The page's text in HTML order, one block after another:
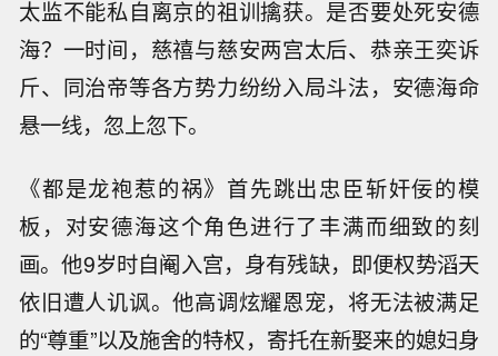
太监不能私自离京的祖训擒获。是否要处死安德
海？一时间，慈禧与慈安两宫太后、恭亲王奕诉
斤、同治帝等各方势力纷纷入局斗法，安德海命
悬一线，忽上忽下。
《都是龙袍惹的祸》首先跳出忠臣斩奸佞的模
板，对安德海这个角色进行了丰满而细致的刻
画。他9岁时自阉入宫，身有残缺，即便权势滔天
依旧遭人讥讽。他高调炫耀恩宠，将无法被满足
的“尊重”以及施舍的特权，寄托在新娶来的媳妇身